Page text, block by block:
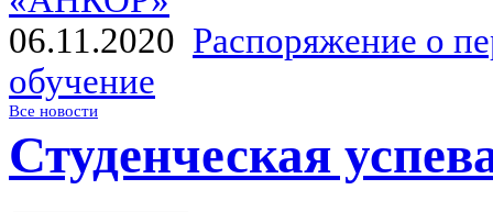
06.11.2020 Распоряжение о
обучение
Все новости
Студенческая